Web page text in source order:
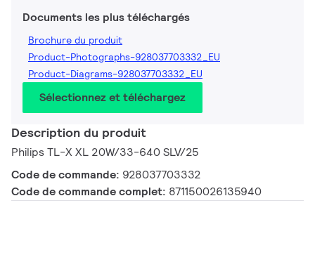
Documents les plus téléchargés
Brochure du produit
Product-Photographs-928037703332_EU
Product-Diagrams-928037703332_EU
Sélectionnez et téléchargez
Description du produit
Philips TL-X XL 20W/33-640 SLV/25
Code de commande: 928037703332
Code de commande complet: 871150026135940